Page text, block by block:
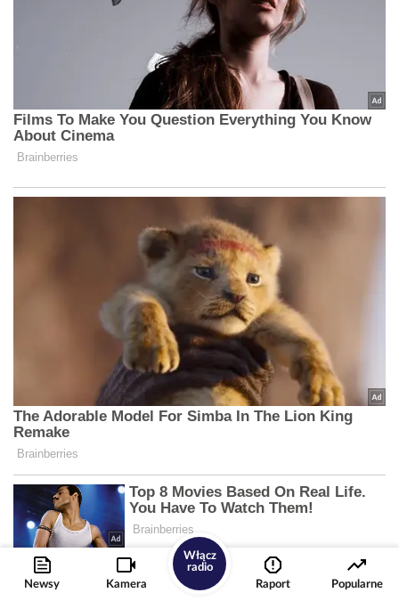
Newsy Kamera
Włącz
radio
Raport
Popularne